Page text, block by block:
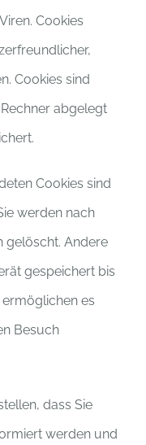
Cookies
Cookies sind
abgelegt
Cookies sind
werden nach
gelöscht. Andere
gespeichert bis
ermöglichen es
Besuch
dass Sie
werden und